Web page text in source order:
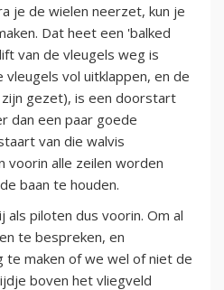
je de wielen neerzet, kun je
Dat heet een 'balked
van de vleugels weg is
vol uitklappen, en de
gezet), is een doorstart
dan een paar goede
van die walvis
alle zeilen worden
baan te houden.
als piloten dus voorin. Om al
te bespreken, en
te maken of we wel of niet de
boven het vliegveld